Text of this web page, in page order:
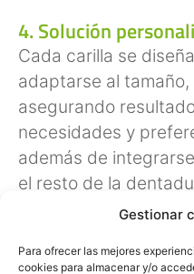
Gestionar
Para ofrecer las mejores
cookies para almacenar y/o
4. Solución
Cada carilla se
adaptarse al
asegurando
necesidades y
además de
el resto de la
5. Mejoran la